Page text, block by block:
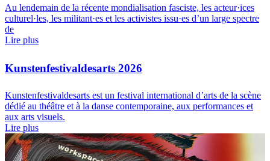
Au lendemain de la récente mondialisation fasciste, les acteur·ices
culturel·les, les militant·es et les activistes issu·es d’un large spectre
de
Lire plus
Kunstenfestivaldesarts 2026
Kunstenfestivaldesarts est un festival international d’arts de la scène
dédié au théâtre et à la danse contemporaine, aux performances et
aux arts visuels.
Lire plus